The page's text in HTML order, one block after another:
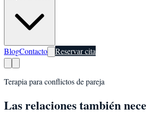
BlogContacto Reservar cita
Terapia para conflictos de pareja
Las relaciones también